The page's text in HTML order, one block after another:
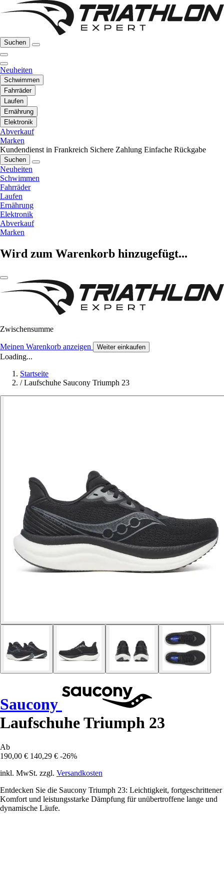
Suchen
Neuheiten
Schwimmen
Fahrräder
Laufen
Ernährung
Elektronik
Abverkauf
Marken
Kundendienst in Frankreich Sichere Zahlung Einfache Rückgabe
Suchen
Neuheiten
Schwimmen
Fahrräder
Laufen
Ernährung
Elektronik
Abverkauf
Marken
Wird zum Warenkorb hinzugefügt...
Zwischensumme
Meinen Warenkorb anzeigen Weiter einkaufen
Loading...
Startseite
/ Laufschuhe Saucony Triumph 23
Saucony
Laufschuhe Triumph 23
Ab
190,00 € 140,29 € -26%
inkl. MwSt. zzgl. Versandkosten
Entdecken Sie die Saucony Triumph 23: Leichtigkeit, fortgeschrittener
Komfort und leistungsstarke Dämpfung für unübertroffene lange und
dynamische Läufe.